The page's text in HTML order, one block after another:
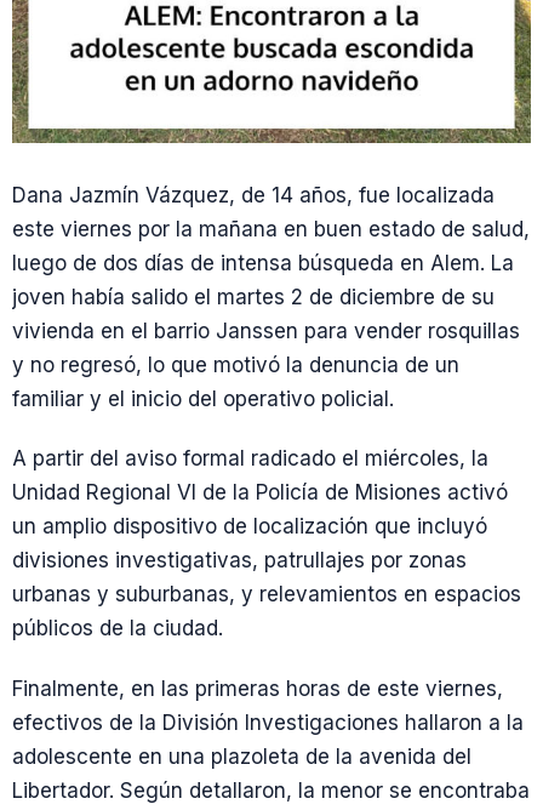
Dana Jazmín Vázquez, de 14 años, fue localizada
este viernes por la mañana en buen estado de salud,
luego de dos días de intensa búsqueda en Alem. La
joven había salido el martes 2 de diciembre de su
vivienda en el barrio Janssen para vender rosquillas
y no regresó, lo que motivó la denuncia de un
familiar y el inicio del operativo policial.
A partir del aviso formal radicado el miércoles, la
Unidad Regional VI de la Policía de Misiones activó
un amplio dispositivo de localización que incluyó
divisiones investigativas, patrullajes por zonas
urbanas y suburbanas, y relevamientos en espacios
públicos de la ciudad.
Finalmente, en las primeras horas de este viernes,
efectivos de la División Investigaciones hallaron a la
adolescente en una plazoleta de la avenida del
Libertador. Según detallaron, la menor se encontraba